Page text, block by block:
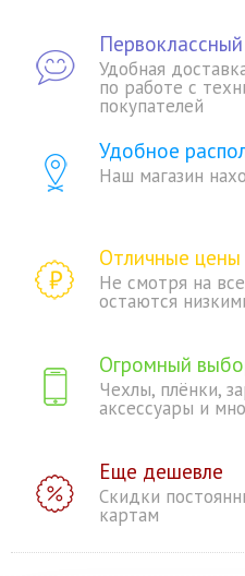
Удобная
по работе с
покупателей
Удобное
Наш магазин
Отличные цены
Не смотря на
остаются
Огромный
Чехлы, плёнки,
аксессуары и
Еще дешевле
Скидки
картам